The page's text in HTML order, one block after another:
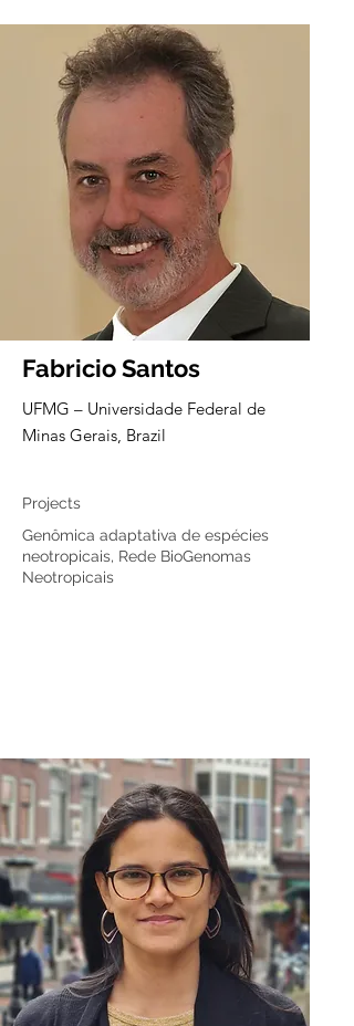
Fabricio Santos
UFMG – Universidade Federal de
Minas Gerais, Brazil
Projects
Genômica adaptativa de espécies
neotropicais, Rede BioGenomas
Neotropicais